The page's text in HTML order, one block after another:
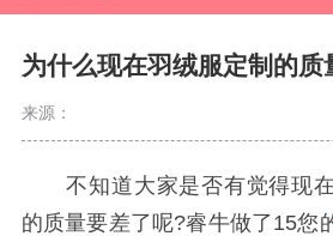
为什么现在羽绒服定制的质
来源：
不知道大家是否有觉得现在
的质量要差了呢?睿牛做了15您